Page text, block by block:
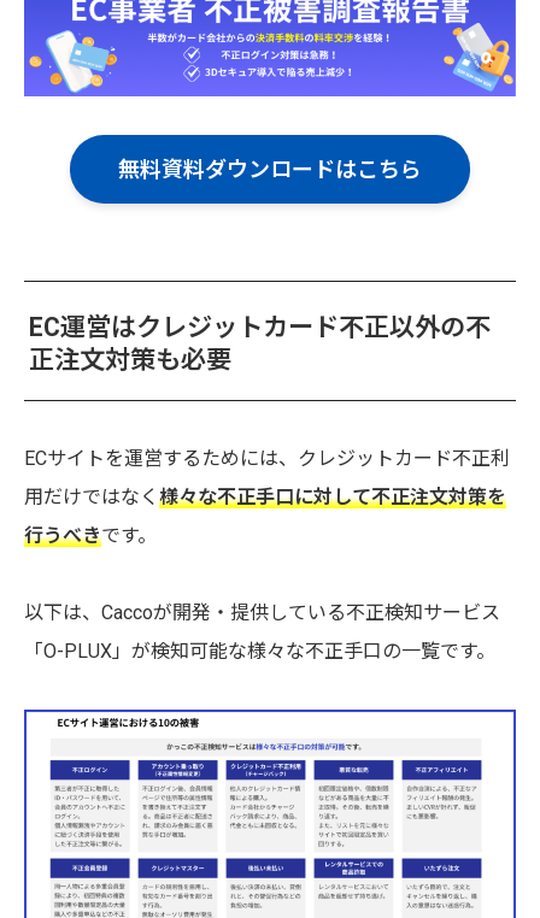
無料資料ダウンロードはこちら
EC運営はクレジットカード不正以外の不
正注文対策も必要
ECサイトを運営するためには、クレジットカード不正利
用だけではなく 様々な不正手口に対して不正注文対策を
行うべきです。
以下は、Caccoが開発・提供している不正検知サービス
「O-PLUX」が検知可能な様々な不正手口の一覧です。